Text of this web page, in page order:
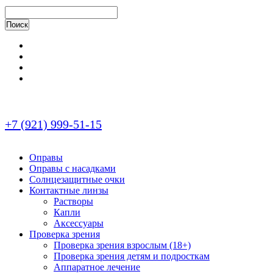
+7 (921) 999-51-15
Оправы
Оправы с насадками
Солнцезащитные очки
Контактные линзы
Растворы
Капли
Аксессуары
Проверка зрения
Проверка зрения взрослым (18+)
Проверка зрения детям и подросткам
Аппаратное лечение